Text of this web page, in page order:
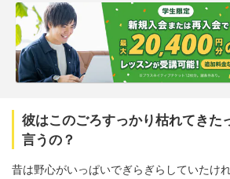
彼はこのごろすっかり枯れてきた
言うの？
昔は野心がいっぱいでぎらぎらしていたけ